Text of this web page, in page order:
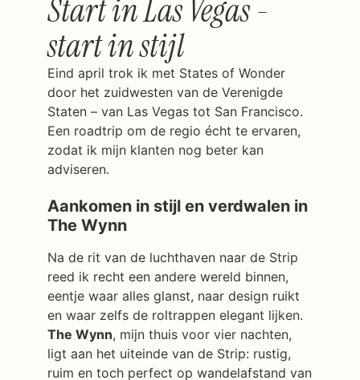
Start in Las Vegas -
start in stijl
Eind april trok ik met States of Wonder
door het zuidwesten van de Verenigde
Staten – van Las Vegas tot San Francisco.
Een roadtrip om de regio écht te ervaren,
zodat ik mijn klanten nog beter kan
adviseren.
Aankomen in stijl en verdwalen in
The Wynn
Na de rit van de luchthaven naar de Strip
reed ik recht een andere wereld binnen,
eentje waar alles glanst, naar design ruikt
en waar zelfs de roltrappen elegant lijken.
The Wynn, mijn thuis voor vier nachten,
ligt aan het uiteinde van de Strip: rustig,
ruim en toch perfect op wandelafstand van